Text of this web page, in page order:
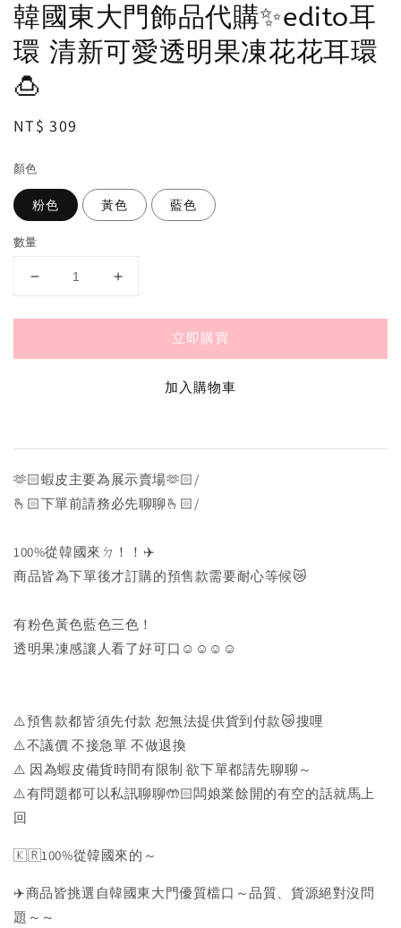
韓國東大門飾品代購✨edito耳
環 清新可愛透明果凍花花耳環
🍮
Regular
NT$ 309
顏色
粉色 黃色 藍色
數量
立即購買
加入購物車
🫶🏻蝦皮主要為展示賣場🫶🏻/
🫰🏻下單前請務必先聊聊🫰🏻/
100%從韓國來ㄉ！！✈️
商品皆為下單後才訂購的預售款需要耐心等候😿
有粉色黃色藍色三色！
透明果凍感讓人看了好可口☺️☺️☺️☺️
⚠️預售款都皆須先付款 恕無法提供貨到付款😿搜哩
⚠️不議價 不接急單 不做退換
⚠️ 因為蝦皮備貨時間有限制 欲下單都請先聊聊～
⚠️有問題都可以私訊聊聊🤲🏻闆娘業餘開的有空的話就馬上
回
🇰🇷100%從韓國來的～
✈️商品皆挑選自韓國東大門優質檔口～品質、貨源絕對沒問
題～～